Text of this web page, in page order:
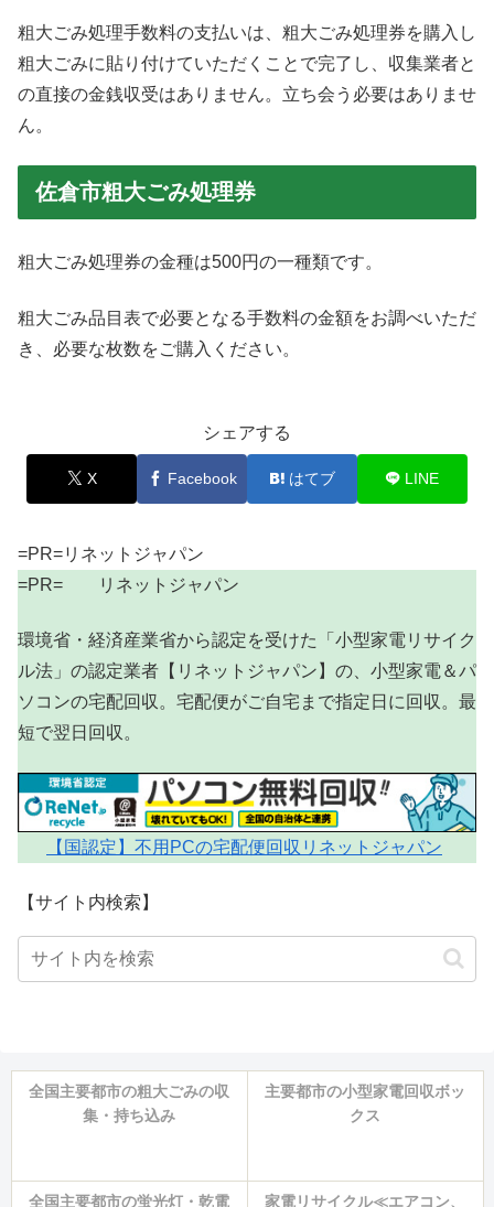
粗大ごみ処理手数料の支払いは、粗大ごみ処理券を購入し
粗大ごみに貼り付けていただくことで完了し、収集業者と
の直接の金銭収受はありません。立ち会う必要はありませ
ん。
佐倉市粗大ごみ処理券
粗大ごみ処理券の金種は500円の一種類です。
粗大ごみ品目表で必要となる手数料の金額をお調べいただ
き、必要な枚数をご購入ください。
シェアする
X Facebook はてブ LINE
=PR=リネットジャパン
=PR= リネットジャパン
環境省・経済産業省から認定を受けた「小型家電リサイク
ル法」の認定業者【リネットジャパン】の、小型家電＆パ
ソコンの宅配回収。宅配便がご自宅まで指定日に回収。最
短で翌日回収。
【国認定】不用PCの宅配便回収リネットジャパン
【サイト内検索】
全国主要都市の粗大ごみの収
集・持ち込み
主要都市の小型家電回収ボッ
クス
全国主要都市の蛍光灯・乾電 家電リサイクル≪エアコン、